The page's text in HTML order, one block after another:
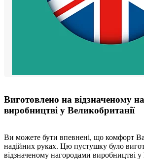
Виготовлено на відзначеному
виробництві у Великобританії
Ви можете бути впевнені, що комфорт
надійних руках. Цю пустушку було
відзначеному нагородами виробництві у